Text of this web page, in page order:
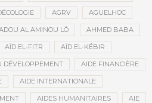
AGRV AGUELHOC
AL AMINOU LÔ AHMED BABA
AÏD EL-FITR AÏD EL-KÉBIR
DÉVELOPPEMENT AIDE FINANCIÈRE
AIDE INTERNATIONALE
AIDES HUMANITAIRES AIE